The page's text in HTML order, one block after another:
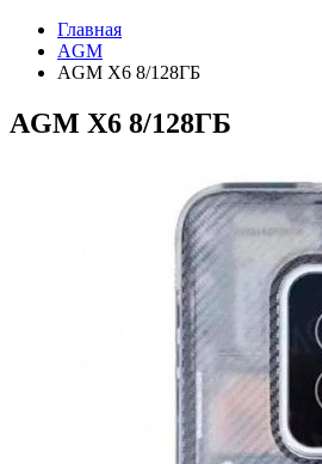
Главная
AGM
AGM X6 8/128ГБ
AGM X6 8/128ГБ